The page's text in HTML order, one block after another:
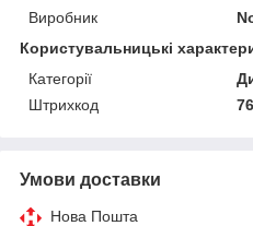
Виробник
Користувальницькі
Категорії
Штрихкод
Умови доставки
Нова Пошта